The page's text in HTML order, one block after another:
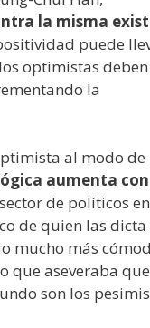
la misma
puede
optimistas deben
la
al modo de
aumenta
de políticos
de quien las dicta
mucho más
que aseveraba
son los